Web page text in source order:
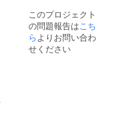
このプロジェクト
の問題報告はこち
らよりお問い合わ
せください